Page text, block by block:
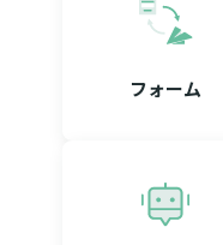
フォーム